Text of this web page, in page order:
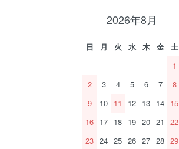
2026年8月
日 月 火 水 木 金
土
1
2
3 4 5 6 7
8
9
10 11 12 13 14 15
16 17 18 19 20 21
22
23 24 25 26 27 28 29